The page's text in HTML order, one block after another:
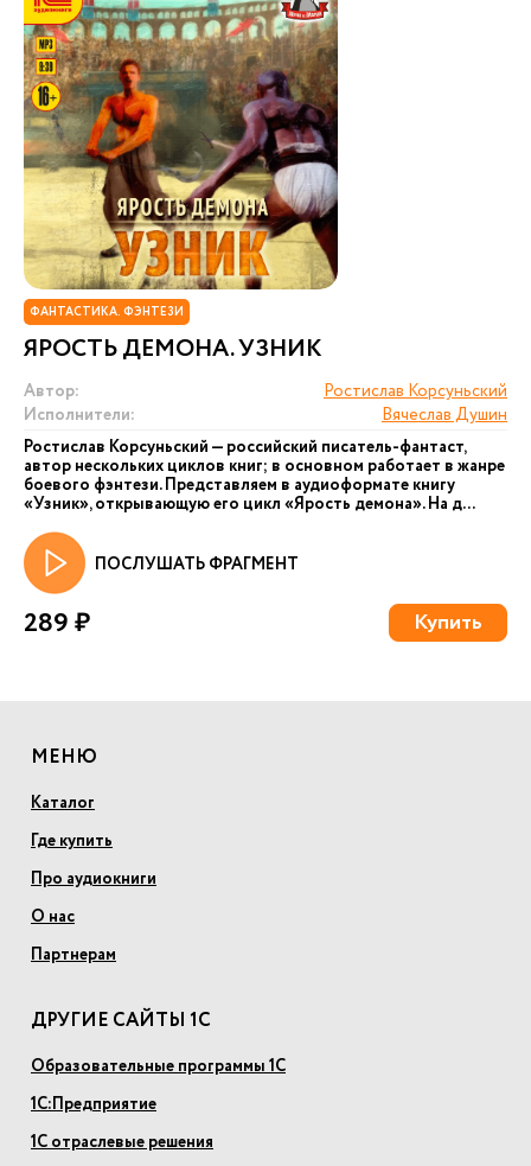
ФАНТАСТИКА. ФЭНТЕЗИ
ЯРОСТЬ ДЕМОНА. УЗНИК
Автор:
Ростислав Корсуньский
Исполнители:
Вячеслав Душин
Ростислав Корсуньский — российский писатель-фантаст,
автор нескольких циклов книг; в основном работает в жанре
боевого фэнтези. Представляем в аудиоформате книгу
«Узник», открывающую его цикл «Ярость демона». На д...
ПОСЛУШАТЬ ФРАГМЕНТ
289 ₽ Купить
МЕНЮ
Каталог
Где купить
Про аудиокниги
О нас
Партнерам
ДРУГИЕ САЙТЫ 1С
Образовательные программы 1С
1С:Предприятие
1С отраслевые решения